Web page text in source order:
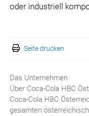
oder industriell
Seite drucken
Das Unternehmen
Über Coca-Cola HBC
Coca-Cola HBC
gesamten